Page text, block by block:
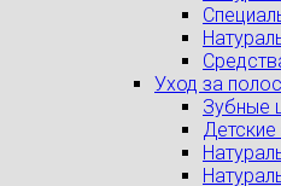
Уход за
Зубные